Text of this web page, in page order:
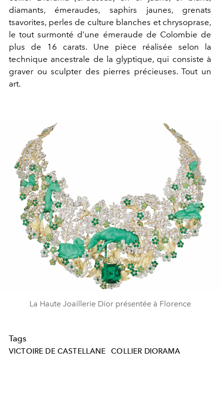
diamants, émeraudes, saphirs jaunes, grenats
tsavorites, perles de culture blanches et chrysoprase,
le tout surmonté d’une émeraude de Colombie de
plus de 16 carats. Une pièce réalisée selon la
technique ancestrale de la glyptique, qui consiste à
graver ou sculpter des pierres précieuses.Tout un
art.
La Haute Joaillerie Dior présentée à Florence
Tags
VICTOIRE DE CASTELLANE COLLIER DIORAMA